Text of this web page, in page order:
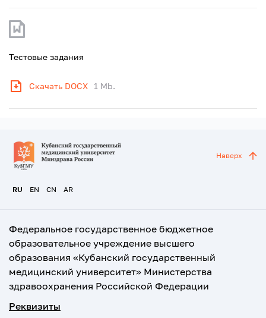
Тестовые задания
Скачать DOCX 1 Mb.
RU EN CN AR
Наверх
Федеральное государственное бюджетное
образовательное учреждение высшего
образования «Кубанский государственный
медицинский университет» Министерства
здравоохранения Российской Федерации
Реквизиты